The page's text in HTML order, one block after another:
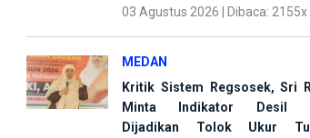
03 Agustus 2026 | Dibaca: 2155x
MEDAN
Kritik Sistem Regsosek, Sri
Minta Indikator Desil
Dijadikan Tolok Ukur